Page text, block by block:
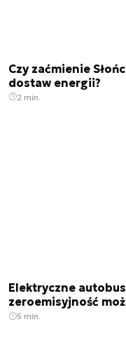
Czy zaćmienie
dostaw energii?
2 min.
Elektryczne
zeroemisyjność
5 min.